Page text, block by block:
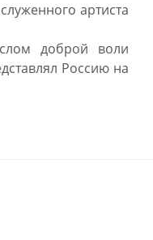
артиста
доброй воли
Россию на